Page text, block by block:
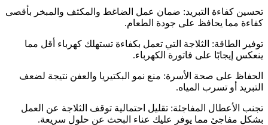
تحسين كفاءة التبريد: ضمان عمل الضاغط والمكثف والمبخر بأقصى
كفاءة مما يحافظ على جودة الطعام.
توفير الطاقة: الثلاجة التي تعمل بكفاءة تستهلك كهرباء أقل مما
ينعكس إيجابًا على فاتورة الكهرباء.
الحفاظ على صحة الأسرة: منع نمو البكتيريا والعفن نتيجة لضعف
التبريد أو تسرب المياه.
تجنب الأعطال المفاجئة: تقليل احتمالية توقف الثلاجة عن العمل
بشكل مفاجئ مما يوفر عليك عناء البحث عن حلول سريعة.